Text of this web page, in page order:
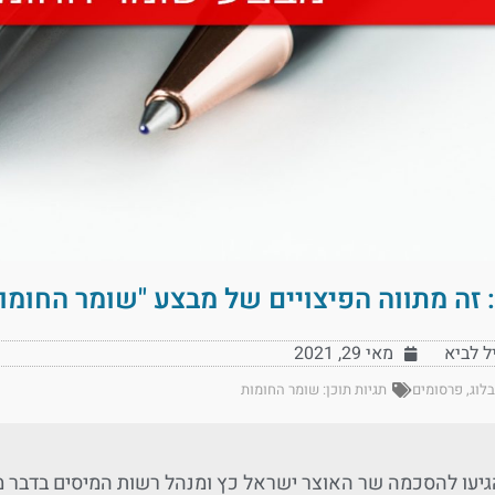
מתווה הפיצויים של מבצע "שומר
לביא מאי 29, 2021
בלוג, פרסומים תגיות תוכן: שומר החומות
להסכמה שר האוצר ישראל כץ ומנהל רשות המיסים בדבר